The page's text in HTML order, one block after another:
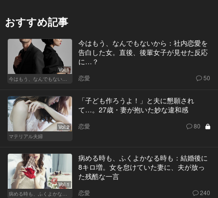
おすすめ記事
Vol.1
今はもう、なんでもないから
今はもう、なんでもないから：社内恋愛を
告白した女。直後、後輩女子が見せた反応
に…？
恋愛 50
Vol.2
マテリアル夫婦
「子ども作ろうよ！」と夫に懇願され
て…。27歳・妻が抱いた妙な違和感
恋愛 80
Vol.1
病める時も、ふくよかなる時も
病める時も、ふくよかなる時も：結婚後に
8キロ増。女を怠けていた妻に、夫が放っ
た残酷な一言
恋愛 240